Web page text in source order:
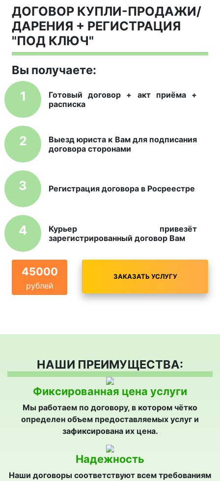
ДОГОВОР КУПЛИ-ПРОДАЖИ/
ДАРЕНИЯ + РЕГИСТРАЦИЯ
"ПОД КЛЮЧ"
Вы получаете:
1
Готовый договор + акт приёма +
расписка
2
Выезд юриста к Вам для подписания
договора сторонами
3 Регистрация договора в Росреестре
4
Курьер привезёт
зарегистрированный договор Вам
45000
рублей
ЗАКАЗАТЬ УСЛУГУ
НАШИ ПРЕИМУЩЕСТВА:
Фиксированная цена услуги
Мы работаем по договору, в котором чётко
определен объем предоставляемых услуг и
зафиксирована их цена.
Надежность
Наши договоры соответствуют всем требованиям